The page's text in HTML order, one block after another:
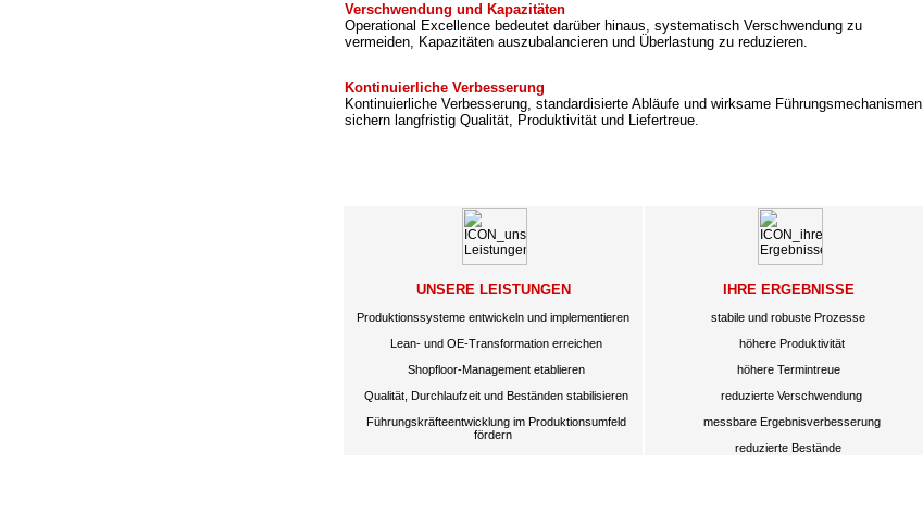
Verschwendung und Kapazitäten
Operational Excellence bedeutet darüber hinaus, systematisch Verschwendung zu
vermeiden, Kapazitäten auszubalancieren und Überlastung zu reduzieren.
Kontinuierliche Verbesserung
Kontinuierliche Verbesserung, standardisierte Abläufe und wirksame Führungsmechanismen
sichern langfristig Qualität, Produktivität und Liefertreue.
UNSERE LEISTUNGEN
Produktionssysteme entwickeln und implementieren
Lean- und OE-Transformation erreichen
Shopfloor-Management etablieren
Qualität, Durchlaufzeit und Beständen stabilisieren
Führungskräfteentwicklung im Produktionsumfeld
fördern
IHRE ERGEBNISSE
stabile und robuste Prozesse
höhere Produktivität
höhere Termintreue
reduzierte Verschwendung
messbare Ergebnisverbesserung
reduzierte Bestände